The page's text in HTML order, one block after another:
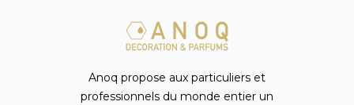
Anoq propose aux particuliers et
professionnels du monde entier un